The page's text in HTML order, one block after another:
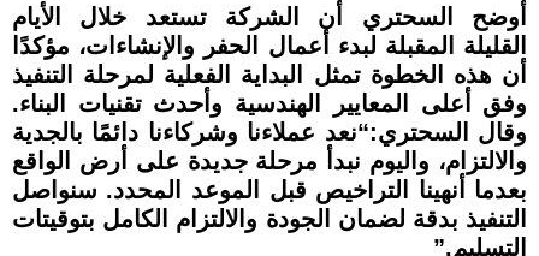
أوضح السحتري أن الشركة تستعد خلال الأيام
القليلة المقبلة لبدء أعمال الحفر والإنشاءات، مؤكدًا
أن هذه الخطوة تمثل البداية الفعلية لمرحلة التنفيذ
وفق أعلى المعايير الهندسية وأحدث تقنيات البناء.
وقال السحتري:“نعد عملاءنا وشركاءنا دائمًا بالجدية
والالتزام، واليوم نبدأ مرحلة جديدة على أرض الواقع
بعدما أنهينا التراخيص قبل الموعد المحدد. سنواصل
التنفيذ بدقة لضمان الجودة والالتزام الكامل بتوقيتات
التسليم.”